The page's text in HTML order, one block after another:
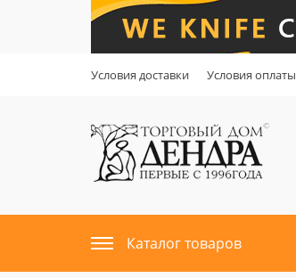
Условия доставки Условия оплаты
Каталог товаров